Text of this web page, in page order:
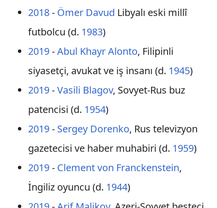
2018- Ömer Davud Libyalı eski millî
futbolcu (d. 1983)
2019-Abul Khayr Alonto, Filipinli
siyasetçi, avukat ve iş insanı (d. 1945)
2019-Vasili Blagov, Sovyet-Rus buz
patencisi (d. 1954)
2019- Sergey Dorenko, Rus televizyon
gazetecisi ve haber muhabiri (d. 1959)
2019- Clement von Franckenstein,
İngiliz oyuncu (d. 1944)